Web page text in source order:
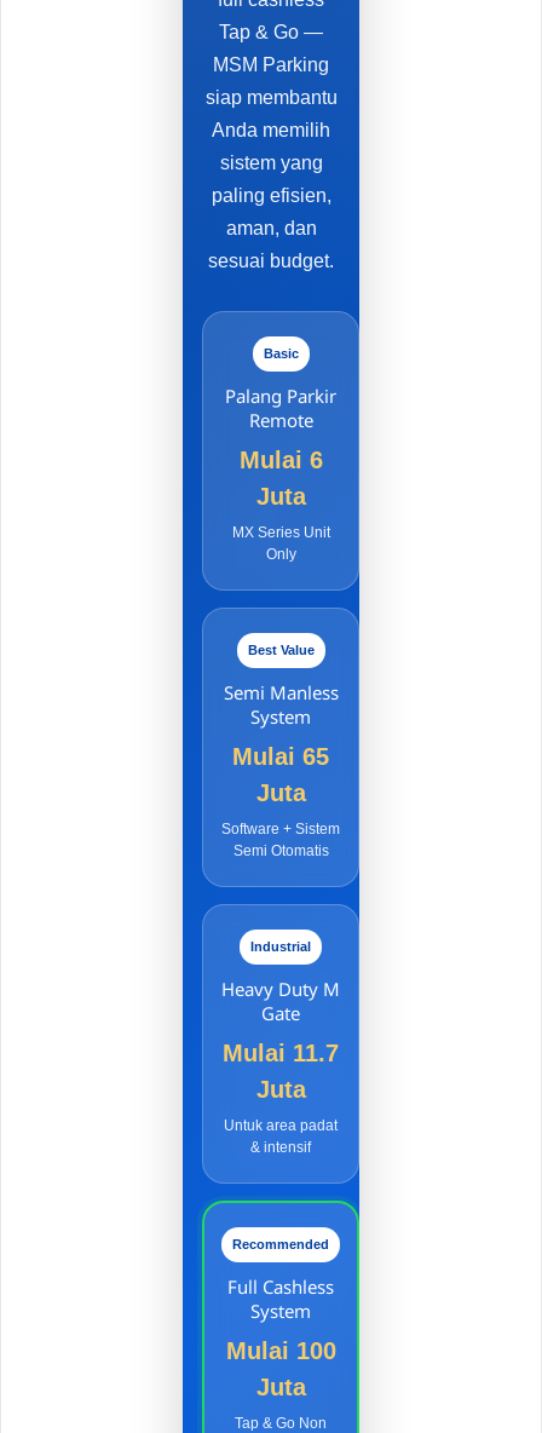
Tap & Go —
MSM Parking
siap membantu
Anda memilih
sistem yang
paling efisien,
aman, dan
sesuai budget.
Basic
Palang Parkir
Remote
Mulai 6
Juta
MX Series Unit
Only
Best Value
Semi Manless
System
Mulai 65
Juta
Software + Sistem
Semi Otomatis
Industrial
Heavy Duty M
Gate
Mulai 11.7
Juta
Untuk area padat
& intensif
Recommended
Full Cashless
System
Mulai 100
Juta
Tap & Go Non